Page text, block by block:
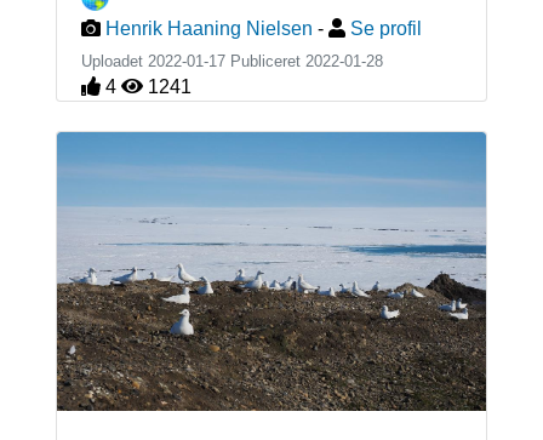
Henrik Haaning Nielsen - Se profil
Uploadet 2022-01-17 Publiceret 2022-01-28
4 1241